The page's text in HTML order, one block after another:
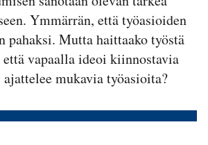
Ymmärrän, että työasioiden
pahaksi. Mutta haittaako työstä
vapaalla ideoi kiinnostavia
mukavia työasioita?